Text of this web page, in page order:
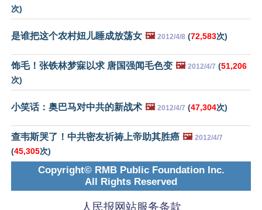
次)
是谁把这个农村妞儿睡成放荡女 🖼️ 2012/4/8 (72,583次)
饰毛！张铁林梦寐以求 唐国强闻毛色变 🖼️ 2012/4/7 (51,206
次)
小笑话：奥巴马对中共的新战术 🖼️ 2012/4/7 (47,304次)
查韦斯哭了！中共密友祈祷上帝助其胜癌 🖼️ 2012/4/7
(45,305次)
Copyright© RMB Public Foundation Inc.
All Rights Reserved
人民报网站服务条款